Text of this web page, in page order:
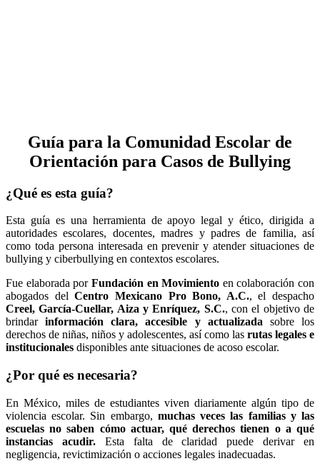
Guía para la Comunidad Escolar de
Orientación para Casos de Bullying
¿Qué es esta guía?
Esta guía es una herramienta de apoyo legal y ético, dirigida a
autoridades escolares, docentes, madres y padres de familia, así
como toda persona interesada en prevenir y atender situaciones de
bullying y ciberbullying en contextos escolares.
Fue elaborada por Fundación en Movimiento en colaboración con
abogados delCentro Mexicano Pro Bono, A.C., el despacho
Creel, García-Cuellar, Aiza y Enríquez, S.C., con el objetivo de
brindarinformación clara, accesible y actualizada sobre los
derechos de niñas, niños y adolescentes, así como las rutas legales e
institucionales disponibles ante situaciones de acoso escolar.
¿Por qué es necesaria?
En México, miles de estudiantes viven diariamente algún tipo de
violencia escolar. Sin embargo, muchas veces las familias y las
escuelas no saben cómo actuar, qué derechos tienen o a qué
instancias acudir.Esta falta de claridad puede derivar en
negligencia, revictimización o acciones legales inadecuadas.